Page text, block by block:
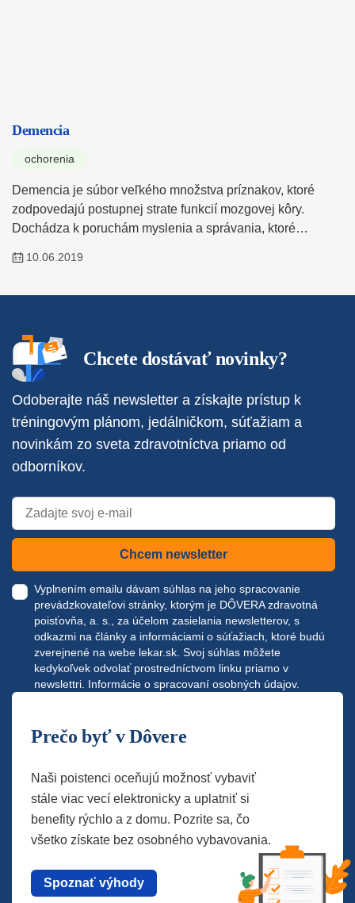
Demencia
ochorenia
Demencia je súbor veľkého množstva príznakov, ktoré
zodpovedajú postupnej strate funkcií mozgovej kôry.
Dochádza k poruchám myslenia a správania, ktoré…
10.06.2019
Chcete dostávať novinky?
Odoberajte náš newsletter a získajte prístup k
tréningovým plánom, jedálničkom, súťažiam a
novinkám zo sveta zdravotníctva priamo od
odborníkov.
Chcem newsletter
Vyplnením emailu dávam súhlas na jeho spracovanie
prevádzkovateľovi stránky, ktorým je DÔVERA zdravotná
poisťovňa, a. s., za účelom zasielania newsletterov, s
odkazmi na články a informáciami o súťažiach, ktoré budú
zverejnené na webe lekar.sk . Svoj súhlas môžete
kedykoľvek odvolať prostredníctvom linku priamo v
newslettri. Informácie o spracovaní osobných údajov.
Prečo byť v Dôvere
Naši poistenci oceňujú možnosť vybaviť
stále viac vecí elektronicky a uplatniť si
benefity rýchlo a z domu. Pozrite sa, čo
všetko získate bez osobného vybavovania.
Spoznať výhody